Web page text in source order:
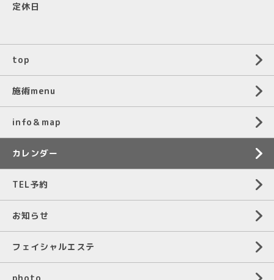
定休日
top
施術menu
info＆map
カレンダー
TEL予約
お知らせ
フェイシャルエステ